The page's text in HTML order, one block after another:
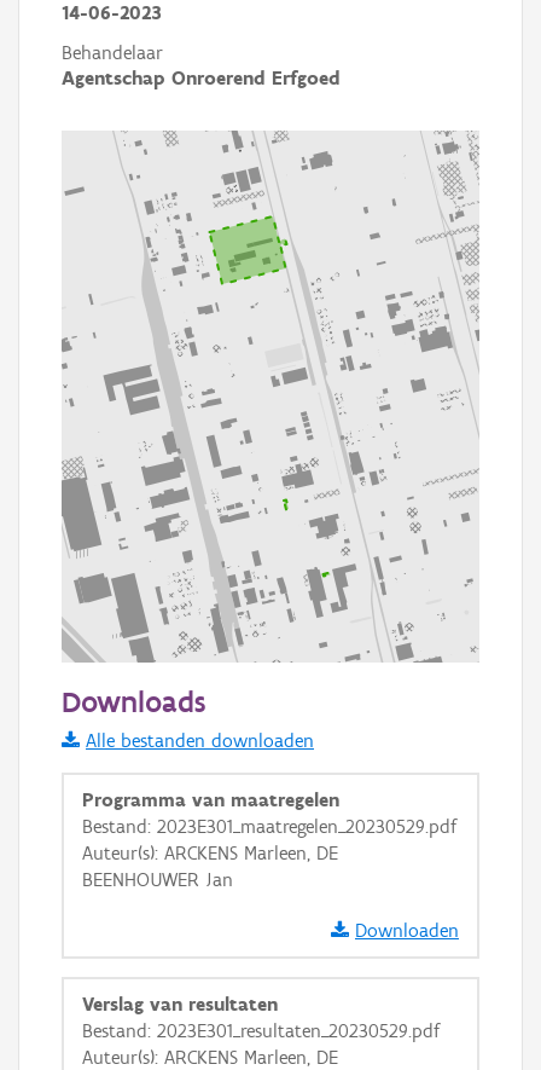
14-06-2023
Behandelaar
Agentschap Onroerend Erfgoed
Informatie Vlaanderen
i
+ −
Basis Lagen
Downloads
Alle bestanden downloaden
Programma van maatregelen
Bestand: 2023E301_maatregelen_20230529.pdf
Auteur(s): ARCKENS Marleen, DE
BEENHOUWER Jan
Downloaden
Verslag van resultaten
Bestand: 2023E301_resultaten_20230529.pdf
Auteur(s): ARCKENS Marleen, DE